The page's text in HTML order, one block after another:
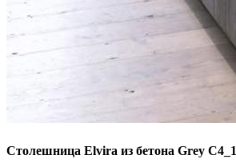
Столешница Elvira из бетона Grey C4_1